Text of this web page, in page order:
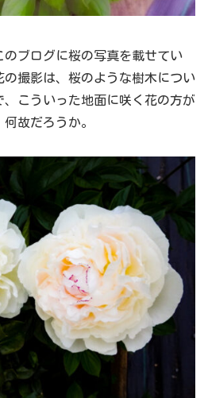
ブログに桜の写真を載せてい
撮影は、桜のような樹木につい
こういった地面に咲く花の方が
故だろうか。